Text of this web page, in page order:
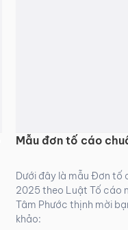
Mẫu đơn tố cáo
Dưới đây là mẫu Đơn tố
2025 theo Luật Tố cáo
Tâm Phước thịnh mời
khảo: